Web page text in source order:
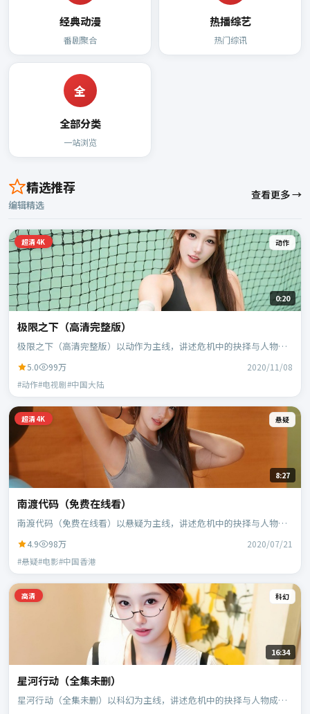
经典动漫
番剧聚合
热播综艺
热门综讯
全
全部分类
一站浏览
精选推荐
编辑精选
查看更多 →
超清4K 动作
0:20
极限之下（高清完整版）
极限之下（高清完整版）以动作为主线，讲述危机中的抉择与人物成
5.0 99万 2020/11/08
#动作#电视剧#中国大陆
超清4K 悬疑
8:27
南渡代码（免费在线看）
南渡代码（免费在线看）以悬疑为主线，讲述危机中的抉择与人物成
4.9 98万 2020/07/21
#悬疑#电影#中国香港
高清 科幻
16:34
星河行动（全集未删）
星河行动（全集未删）以科幻为主线，讲述危机中的抉择与人物成